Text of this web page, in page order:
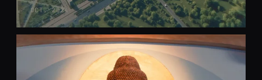
OCT. 2024